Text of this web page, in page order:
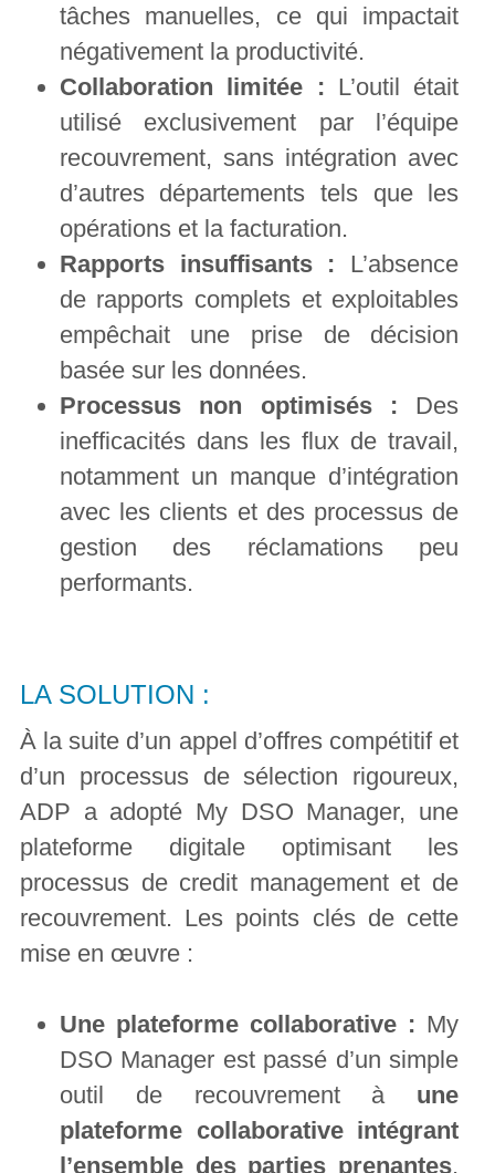
tâches manuelles, ce qui impactait
négativement la productivité.
Collaboration limitée : L’outil était
utilisé exclusivement par l’équipe
recouvrement, sans intégration avec
d’autres départements tels que les
opérations et la facturation.
Rapports insuffisants : L’absence
de rapports complets et exploitables
empêchait une prise de décision
basée sur les données.
Processus non optimisés : Des
inefficacités dans les flux de travail,
notamment un manque d’intégration
avec les clients et des processus de
gestion des réclamations peu
performants.
LA SOLUTION :
À la suite d’un appel d’offres compétitif et
d’un processus de sélection rigoureux,
ADP a adopté My DSO Manager, une
plateforme digitale optimisant les
processus de credit management et de
recouvrement. Les points clés de cette
mise en œuvre :
Une plateforme collaborative : My
DSO Manager est passé d’un simple
outil de recouvrement à une
plateforme collaborative intégrant
l’ensemble des parties prenantes,